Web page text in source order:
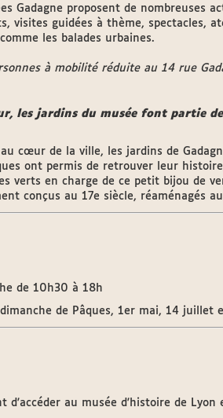
Gadagne proposent de nombreuses
visites guidées à thème, spectacles,
les balades urbaines.
à mobilité réduite au 14 rue
les jardins du musée font partie
cœur de la ville, les jardins de
ont permis de retrouver leur
verts en charge de ce petit bijou de
conçus au 17e siècle, réaménagés
de 10h30 à 18h
de Pâques, 1er mai, 14 juillet
d'accéder au musée d'histoire de